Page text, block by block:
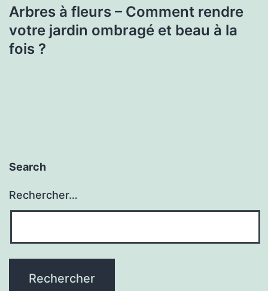
Arbres à fleurs – Comment rendre
votre jardin ombragé et beau à la
fois ?
Search
Rechercher…